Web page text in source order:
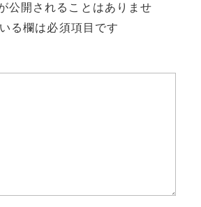
公開されることはありませ
る欄は必須項目です